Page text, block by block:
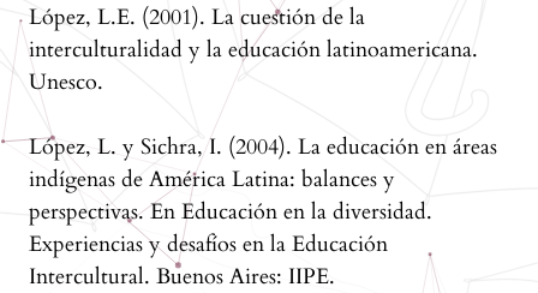
López, L.E. (2001). La cuestión de la
interculturalidad y la educación latinoamericana.
Unesco.
López, L. y Sichra, I. (2004). La educación en áreas
indígenas de América Latina: balances y
perspectivas. En Educación en la diversidad.
Experiencias y desafíos en la Educación
Intercultural. Buenos Aires: IIPE.